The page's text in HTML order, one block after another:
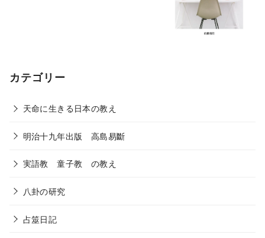
カテゴリー
天命に生きる日本の教え
明治十九年出版 高島易斷
実語教 童子教 の教え
八卦の研究
占筮日記